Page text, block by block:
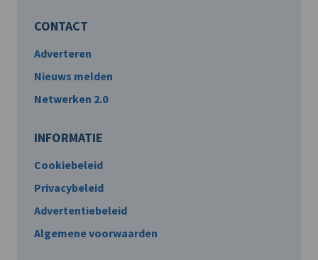
CONTACT
Adverteren
Nieuws melden
Netwerken 2.0
INFORMATIE
Cookiebeleid
Privacybeleid
Advertentiebeleid
Algemene voorwaarden